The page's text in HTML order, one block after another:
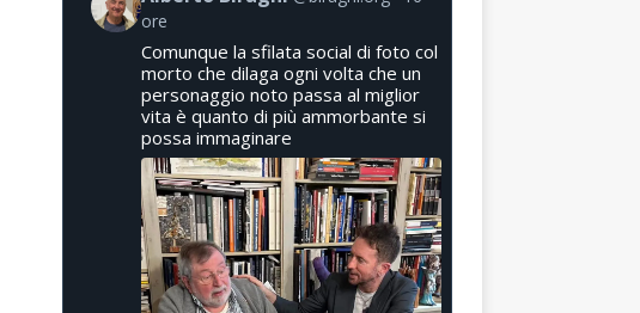
ore
Comunque la sfilata social di foto col
morto che dilaga ogni volta che un
personaggio noto passa al miglior
vita è quanto di più ammorbante si
possa immaginare